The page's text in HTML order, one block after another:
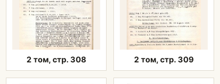
2 том, стр. 308 2 том, стр. 309